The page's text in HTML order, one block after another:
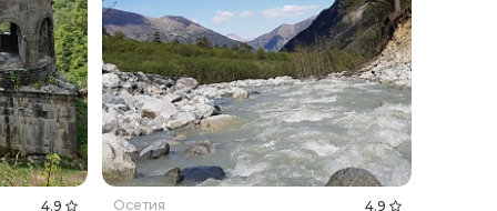
4.9 Осетия 4.9